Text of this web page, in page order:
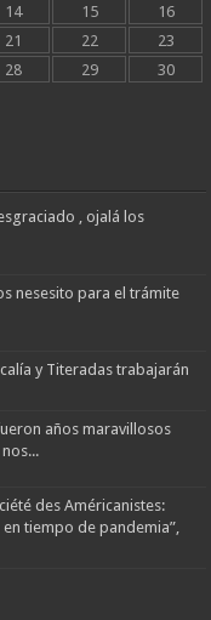
14 15
16
21 22
23
28 29
30
, ojalá los
nesesito para el trámite
y Titeradas trabajarán
años maravillosos
des Américanistes:
tiempo de pandemia”,